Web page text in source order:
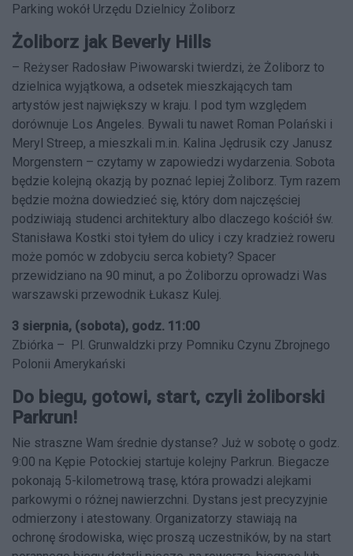
Parking wokół Urzędu Dzielnicy Żoliborz
Żoliborz jak Beverly Hills
– Reżyser Radosław Piwowarski twierdzi, że Żoliborz to
dzielnica wyjątkowa, a odsetek mieszkających tam
artystów jest największy w kraju. I pod tym względem
dorównuje Los Angeles. Bywali tu nawet Roman Polański i
Meryl Streep, a mieszkali m.in. Kalina Jędrusik czy Janusz
Morgenstern – czytamy w zapowiedzi wydarzenia. Sobota
będzie kolejną okazją by poznać lepiej Żoliborz. Tym razem
będzie można dowiedzieć się, który dom najczęściej
podziwiają studenci architektury albo dlaczego kościół św.
Stanisława Kostki stoi tyłem do ulicy i czy kradzież roweru
może pomóc w zdobyciu serca kobiety? Spacer
przewidziano na 90 minut, a po Żoliborzu oprowadzi Was
warszawski przewodnik Łukasz Kulej.
3 sierpnia, (sobota), godz. 11:00
Zbiórka – Pl. Grunwaldzki przy Pomniku Czynu Zbrojnego
Polonii Amerykański
Do biegu, gotowi, start, czyli żoliborski
Parkrun!
Nie straszne Wam średnie dystanse? Już w sobotę o godz.
9:00 na Kępie Potockiej startuje kolejny Parkrun. Biegacze
pokonają 5-kilometrową trasę, która prowadzi alejkami
parkowymi o różnej nawierzchni. Dystans jest precyzyjnie
odmierzony i atestowany. Organizatorzy stawiają na
ochronę środowiska, więc proszą uczestników, by na start